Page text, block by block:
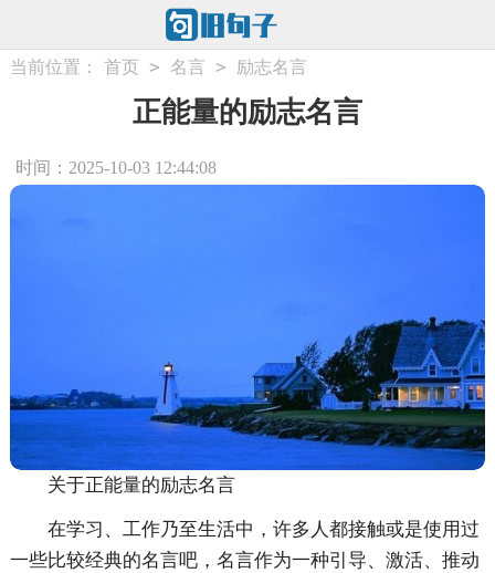
当前位置： 首页 > 名言 > 励志名言
正能量的励志名言
时间：2025-10-03 12:44:08
关于正能量的励志名言
在学习、工作乃至生活中，许多人都接触或是使用过
一些比较经典的名言吧，名言作为一种引导、激活、推动